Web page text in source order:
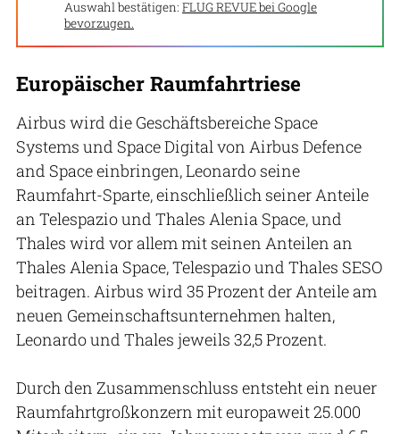
Auswahl bestätigen: FLUG REVUE bei Google
bevorzugen.
Europäischer Raumfahrtriese
Airbus wird die Geschäftsbereiche Space
Systems und Space Digital von Airbus Defence
and Space einbringen, Leonardo seine
Raumfahrt-Sparte, einschließlich seiner Anteile
an Telespazio und Thales Alenia Space, und
Thales wird vor allem mit seinen Anteilen an
Thales Alenia Space, Telespazio und Thales SESO
beitragen. Airbus wird 35 Prozent der Anteile am
neuen Gemeinschaftsunternehmen halten,
Leonardo und Thales jeweils 32,5 Prozent.
Durch den Zusammenschluss entsteht ein neuer
Raumfahrtgroßkonzern mit europaweit 25.000